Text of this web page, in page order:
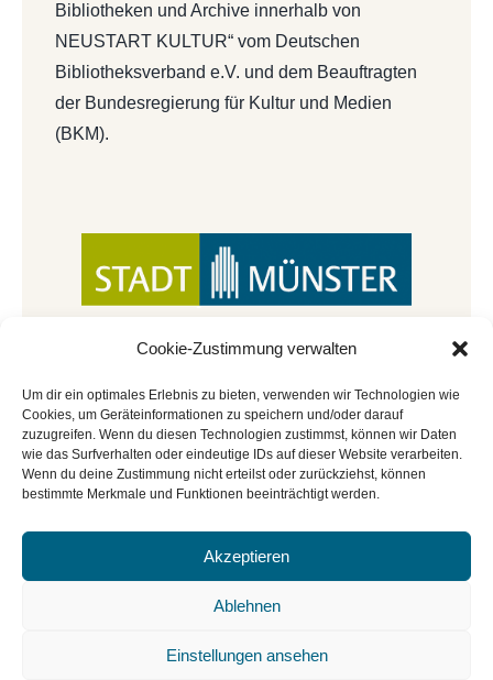
Cookie-Zustimmung verwalten
Um dir ein optimales Erlebnis zu bieten, verwenden wir Technologien wie
Cookies, um Geräteinformationen zu speichern und/oder darauf
zuzugreifen. Wenn du diesen Technologien zustimmst, können wir Daten
wie das Surfverhalten oder eindeutige IDs auf dieser Website verarbeiten.
Wenn du deine Zustimmung nicht erteilst oder zurückziehst, können
bestimmte Merkmale und Funktionen beeinträchtigt werden.
Akzeptieren
Ablehnen
Einstellungen ansehen
Bibliotheken und Archive innerhalb von
NEUSTART KULTUR“ vom Deutschen
Bibliotheksverband e.V. und dem Beauftragten
der Bundesregierung für Kultur und Medien
(BKM).
© Copyright 2022 - 2026 | Mitmachbar der
Cookie-Richtlinie